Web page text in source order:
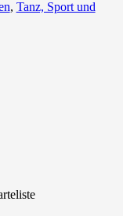
, Tanz, Sport und